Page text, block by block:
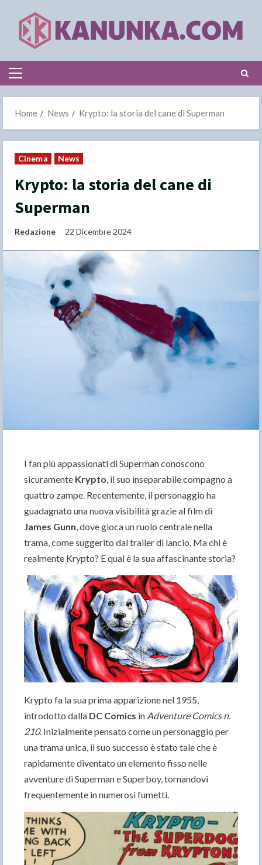
content
Primary
Home
News Krypto: la storia del cane di Superman
Cinema News
Krypto: la storia del cane di
Superman
Redazione 22 Dicembre 2024
I fan più appassionati di Superman conoscono
sicuramente Krypto, il suo inseparabile compagno a
quattro zampe. Recentemente, il personaggio ha
guadagnato una nuova visibilità grazie al film di
James Gunn, dove gioca un ruolo centrale nella
trama, come suggerito dal trailer di lancio. Ma chi è
realmente Krypto? E qual è la sua affascinante storia?
Krypto fa la sua prima apparizione nel 1955,
introdotto dalla DC Comics in Adventure Comics n.
210. Inizialmente pensato come un personaggio per
una trama unica, il suo successo è stato tale che è
rapidamente diventato un elemento fisso nelle
avventure di Superman e Superboy, tornandovi
frequentemente in numerosi fumetti.